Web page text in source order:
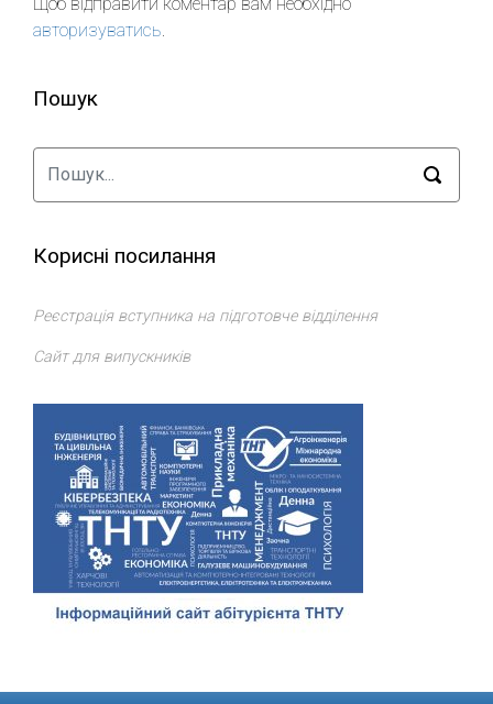
авторизуватись.
Пошук
Корисні посилання
Реєстрація вступника на підготовче відділення
Сайт для випускників